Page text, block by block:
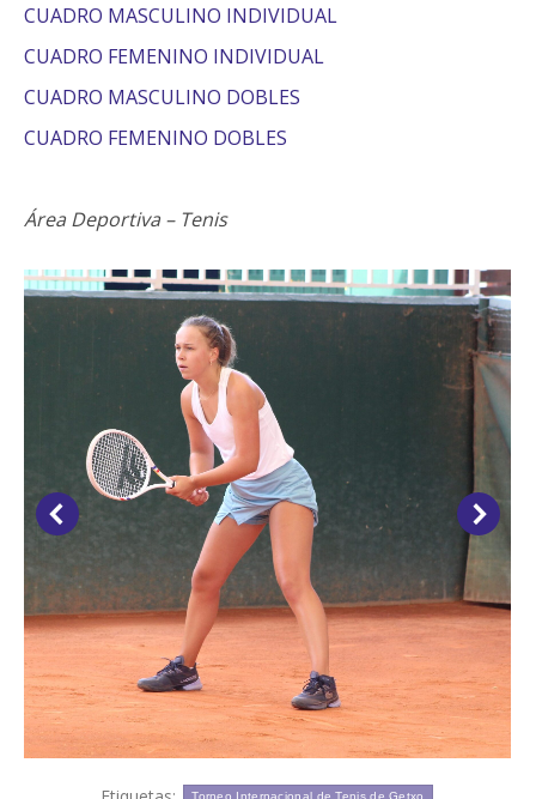
CUADRO MASCULINO INDIVIDUAL
CUADRO FEMENINO INDIVIDUAL
CUADRO MASCULINO DOBLES
CUADRO FEMENINO DOBLES
Área Deportiva – Tenis
Torneo Internacional de Tenis de Getxo